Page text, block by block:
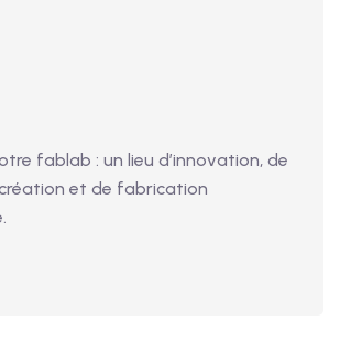
fablab : un lieu d’innovation, de
et de fabrication